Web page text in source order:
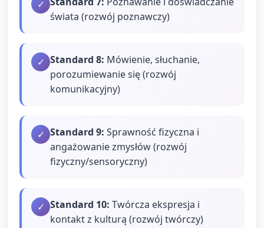
✓
świata (rozwój poznawczy)
✓ Standard 8: Mówienie, słuchanie,
porozumiewanie się (rozwój
komunikacyjny)
✓ Standard 9: Sprawność fizyczna i
angażowanie zmysłów (rozwój
fizyczny/sensoryczny)
✓ Standard 10: Twórcza ekspresja i
kontakt z kulturą (rozwój twórczy)